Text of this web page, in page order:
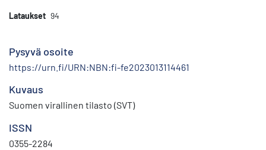
Lataukset 94
Pysyvä osoite
https://urn.fi/URN:NBN:fi-fe2023013114461
Kuvaus
Suomen virallinen tilasto (SVT)
ISSN
0355-2284